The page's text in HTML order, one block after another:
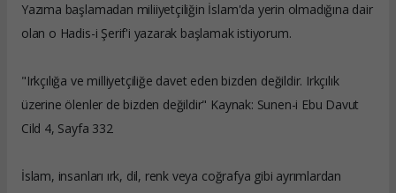
Yazıma başlamadan miliiyetçiliğin İslam'da yerin olmadığına dair
olan o Hadis-i Şerif'i yazarak başlamak istiyorum.
"Irkçılığa ve milliyetçiliğe davet eden bizden değildir. Irkçılık
üzerine ölenler de bizden değildir" Kaynak: Sunen-i Ebu Davut
Cild 4, Sayfa 332
İslam, insanları ırk, dil, renk veya coğrafya gibi ayrımlardan